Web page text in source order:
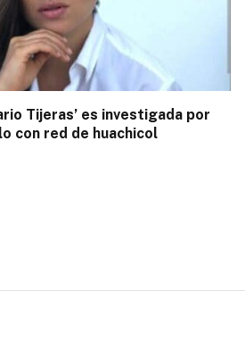
Tijeras’ es investigada por
con red de huachicol